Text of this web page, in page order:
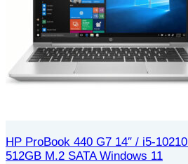
HP ProBook 440 G7 14″ / i5-
512GB M.2 SATA Windows 11